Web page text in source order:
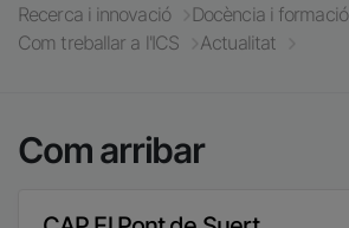
Recerca i innovació
Docència i formació
Com treballar a l'ICS
Actualitat
Com arribar